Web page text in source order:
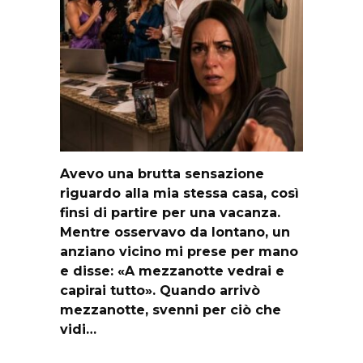
Avevo una brutta sensazione
riguardo alla mia stessa casa, così
finsi di partire per una vacanza.
Mentre osservavo da lontano, un
anziano vicino mi prese per mano
e disse: «A mezzanotte vedrai e
capirai tutto». Quando arrivò
mezzanotte, svenni per ciò che
vidi…